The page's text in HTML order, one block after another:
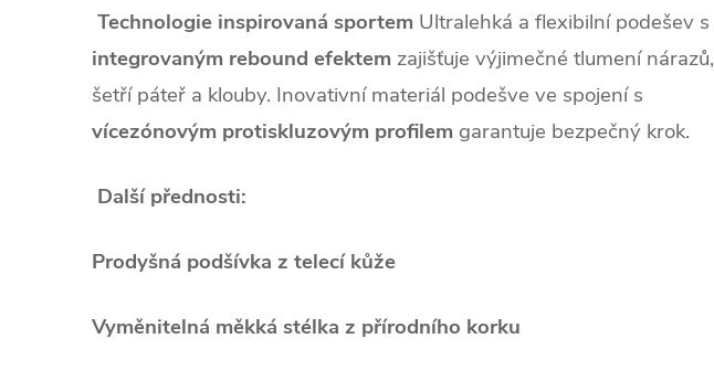
Technologie inspirovaná sportem Ultralehká a flexibilní podešev s
integrovaným rebound efektem zajišťuje výjimečné tlumení nárazů,
šetří páteř a klouby. Inovativní materiál podešve ve spojení s
vícezónovým protiskluzovým profilem garantuje bezpečný krok.
Další přednosti:
Prodyšná podšívka z telecí kůže
Vyměnitelná měkká stélka z přírodního korku